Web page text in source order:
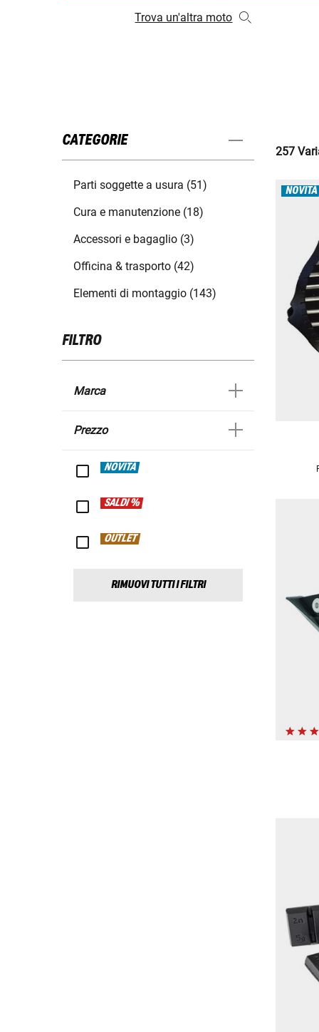
Trova un'altra moto
CATEGORIE
Parti soggette a usura (51)
Cura e manutenzione (18)
Accessori e bagaglio (3)
Officina & trasporto (42)
Elementi di montaggio (143)
FILTRO
Marca
Prezzo
NOVITÀ
SALDI %
OUTLET
RIMUOVI TUTTI I FILTRI
257
NOVITÀ